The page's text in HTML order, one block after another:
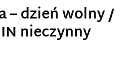
– dzień wolny /
nieczynny